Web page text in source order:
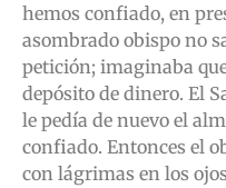
hemos confiado, en
asombrado obispo no
petición; imaginaba
depósito de dinero. El
le pedía de nuevo el
confiado. Entonces el
con lágrimas en los